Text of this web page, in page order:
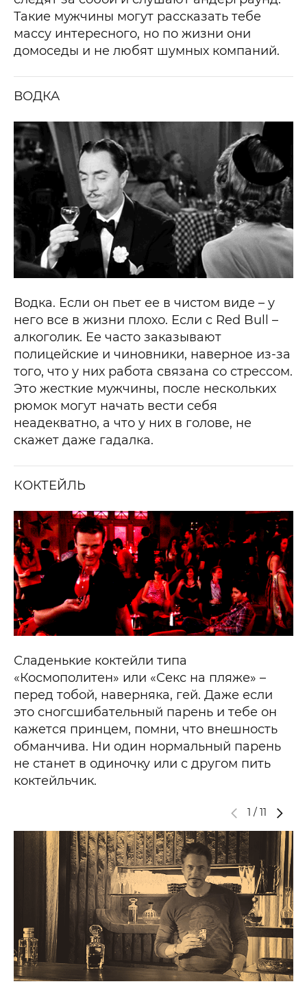
Такие мужчины могут рассказать тебе
массу интересного, но по жизни они
домоседы и не любят шумных компаний.
ВОДКА
Водка. Если он пьет ее в чистом виде – у
него все в жизни плохо. Если с Red Bull –
алкоголик. Ее часто заказывают
полицейские и чиновники, наверное из-за
того, что у них работа связана со стрессом.
Это жесткие мужчины, после нескольких
рюмок могут начать вести себя
неадекватно, а что у них в голове, не
скажет даже гадалка.
КОКТЕЙЛЬ
Сладенькие коктейли типа
«Космополитен» или «Секс на пляже» –
перед тобой, наверняка, гей. Даже если
это сногсшибательный парень и тебе он
кажется принцем, помни, что внешность
обманчива. Ни один нормальный парень
не станет в одиночку или с другом пить
коктейльчик.
1 / 11